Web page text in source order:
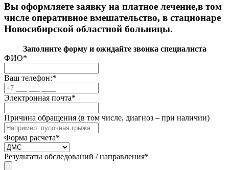
Вы оформляете заявку на платное лечение,в том
числе оперативное вмешательство, в стационаре
Новосибирской областной больницы.
Заполните форму и ожидайте звонка специалиста
ФИО*
Ваш телефон:*
Электронная почта*
Причина обращения (в том числе, диагноз – при наличии)
Форма расчета*
Результаты обследований / направления*